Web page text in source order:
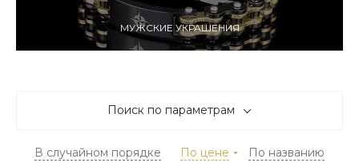
МУЖСКИЕ УКРАШЕНИЯ
Поиск по параметрам
В случайном порядке По цене По названию